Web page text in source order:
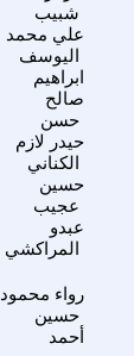
شبيب
علي محمد
اليوسف
ابراهيم
صالح
حسن
حيدر لازم
الكناني
حسين
عجيب
عبدو
المراكشي
رواء محمود
حسين
أحمد